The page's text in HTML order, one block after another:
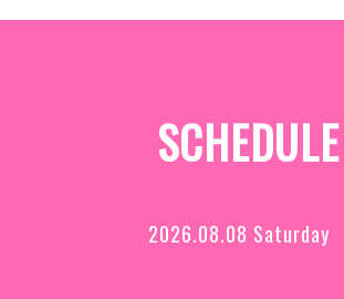
SCHEDULE
2026.08.08 Saturday